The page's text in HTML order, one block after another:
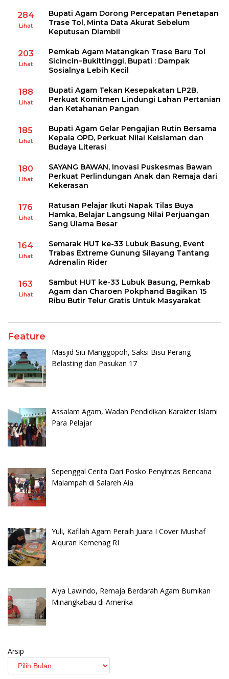
284
Lihat
Bupati Agam Dorong Percepatan Penetapan
Trase Tol, Minta Data Akurat Sebelum
Keputusan Diambil
203
Lihat
Pemkab Agam Matangkan Trase Baru Tol
Sicincin–Bukittinggi, Bupati : Dampak
Sosialnya Lebih Kecil
188
Lihat
Bupati Agam Tekan Kesepakatan LP2B,
Perkuat Komitmen Lindungi Lahan Pertanian
dan Ketahanan Pangan
185
Lihat
Bupati Agam Gelar Pengajian Rutin Bersama
Kepala OPD, Perkuat Nilai Keislaman dan
Budaya Literasi
180
Lihat
SAYANG BAWAN, Inovasi Puskesmas Bawan
Perkuat Perlindungan Anak dan Remaja dari
Kekerasan
176
Lihat
Ratusan Pelajar Ikuti Napak Tilas Buya
Hamka, Belajar Langsung Nilai Perjuangan
Sang Ulama Besar
164
Lihat
Semarak HUT ke-33 Lubuk Basung, Event
Trabas Extreme Gunung Silayang Tantang
Adrenalin Rider
163
Lihat
Sambut HUT ke-33 Lubuk Basung, Pemkab
Agam dan Charoen Pokphand Bagikan 15
Ribu Butir Telur Gratis Untuk Masyarakat
Feature
Masjid Siti Manggopoh, Saksi Bisu Perang
Belasting dan Pasukan 17
Assalam Agam, Wadah Pendidikan Karakter Islami
Para Pelajar
Sepenggal Cerita Dari Posko Penyintas Bencana
Malampah di Salareh Aia
Yuli, Kafilah Agam Peraih Juara I Cover Mushaf
Alquran Kemenag RI
Alya Lawindo, Remaja Berdarah Agam Bumikan
Minangkabau di Amerika
Arsip